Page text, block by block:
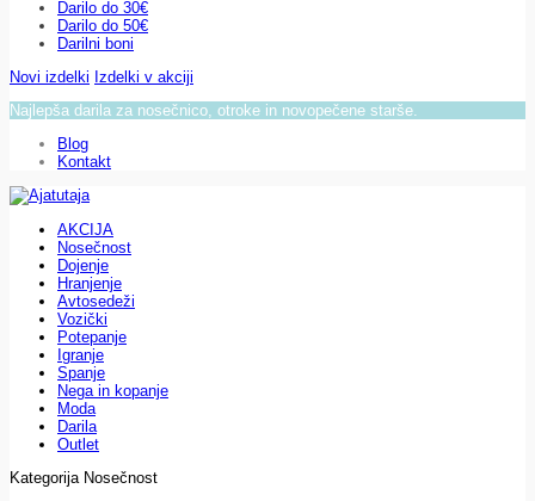
Darilo do 30€
Darilo do 50€
Darilni boni
Novi izdelki Izdelki v akciji
Najlepša darila za nosečnico, otroke in novopečene starše.
Blog
Kontakt
AKCIJA
Nosečnost
Dojenje
Hranjenje
Avtosedeži
Vozički
Potepanje
Igranje
Spanje
Nega in kopanje
Moda
Darila
Outlet
Kategorija Nosečnost